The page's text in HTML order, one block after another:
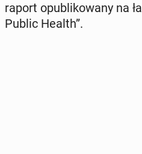
raport opu­bli­ko­wa­ny na
Public Health”.